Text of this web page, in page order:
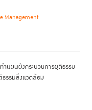
Management
าแผนผังกระบวนการยุติธรรม
ธรรมสิ่งแวดล้อม